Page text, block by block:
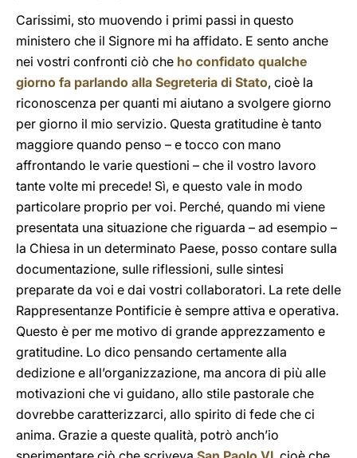
Carissimi, sto muovendo i primi passi in questo
ministero che il Signore mi ha affidato. E sento anche
nei vostri confronti ciò che ho confidato qualche
giorno fa parlando alla Segreteria di Stato, cioè la
riconoscenza per quanti mi aiutano a svolgere giorno
per giorno il mio servizio. Questa gratitudine è tanto
maggiore quando penso – e tocco con mano
affrontando le varie questioni – che il vostro lavoro
tante volte mi precede! Sì, e questo vale in modo
particolare proprio per voi. Perché, quando mi viene
presentata una situazione che riguarda – ad esempio –
la Chiesa in un determinato Paese, posso contare sulla
documentazione, sulle riflessioni, sulle sintesi
preparate da voi e dai vostri collaboratori. La rete delle
Rappresentanze Pontificie è sempre attiva e operativa.
Questo è per me motivo di grande apprezzamento e
gratitudine. Lo dico pensando certamente alla
dedizione e all’organizzazione, ma ancora di più alle
motivazioni che vi guidano, allo stile pastorale che
dovrebbe caratterizzarci, allo spirito di fede che ci
anima. Grazie a queste qualità, potrò anch’io